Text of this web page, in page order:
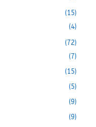
(15)
(4)
(72)
(7)
(15)
(5)
(9)
(9)